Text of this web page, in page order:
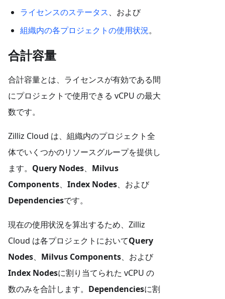
ライセンスのステータス、および
組織内の各プロジェクトの使用状況。
合計容量
合計容量とは、ライセンスが有効である間
にプロジェクトで使用できる vCPU の最大
数です。
Zilliz Cloud は、組織内のプロジェクト全
体でいくつかのリソースグループを提供し
ます。 Query Nodes、 Milvus
Components、 Index Nodes、および
Dependenciesです。
現在の使用状況を算出するため、Zilliz
Cloud は各プロジェクトにおいてQuery
Nodes、 Milvus Components、および
Index Nodesに割り当てられた vCPU の
数のみを合計します。 Dependenciesに割